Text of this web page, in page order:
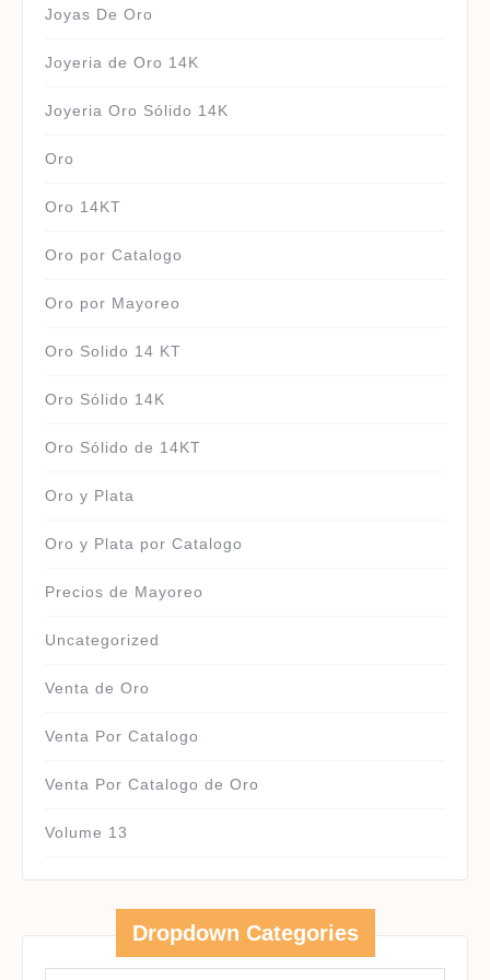
Joyas De Oro
Joyeria de Oro 14K
Joyeria Oro Sólido 14K
Oro
Oro 14KT
Oro por Catalogo
Oro por Mayoreo
Oro Solido 14 KT
Oro Sólido 14K
Oro Sólido de 14KT
Oro y Plata
Oro y Plata por Catalogo
Precios de Mayoreo
Uncategorized
Venta de Oro
Venta Por Catalogo
Venta Por Catalogo de Oro
Volume 13
Dropdown Categories